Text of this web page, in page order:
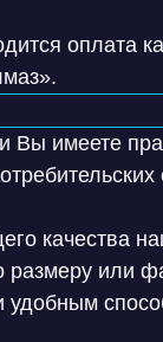
оплата
Вы имеете
качества
или
удобным